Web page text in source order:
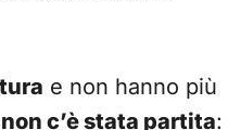
e non hanno più
non c’è stata partita: